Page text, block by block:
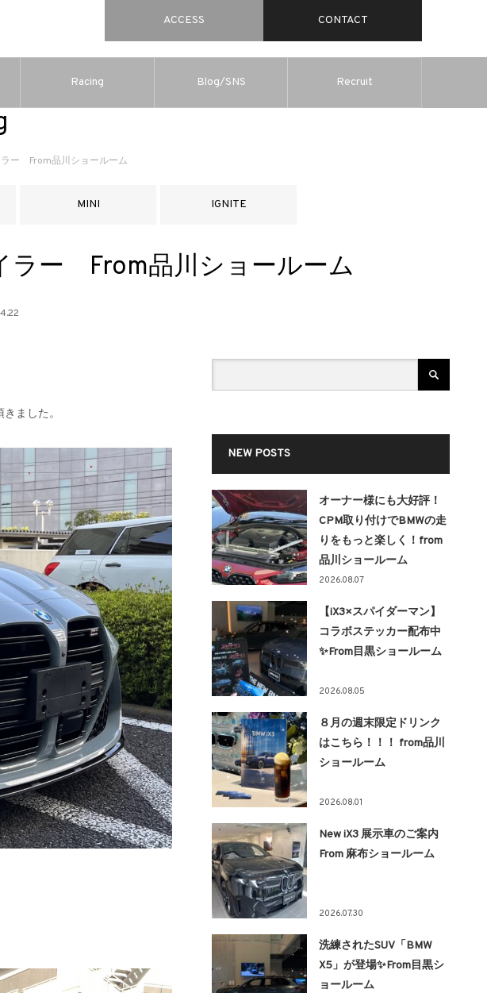
ACCESS CONTACT
Racing Blog/SNS Recruit
ー From品川ショールーム
MINI IGNITE
ラー From品川ショールーム
ました。
NEW POSTS
オーナー様にも大好評！
CPM取り付けでBMWの走
りをもっと楽しく！from
品川ショールーム
2026.08.07
【iX3×スパイダーマン】
コラボステッカー配布中
✨From目黒ショールーム
2026.08.05
８月の週末限定ドリンク
はこちら！！！ from品川
ショールーム
2026.08.01
New iX3 展示車のご案内
From 麻布ショールーム
2026.07.30
洗練されたSUV「BMW
X5」が登場✨From目黒シ
ョールーム